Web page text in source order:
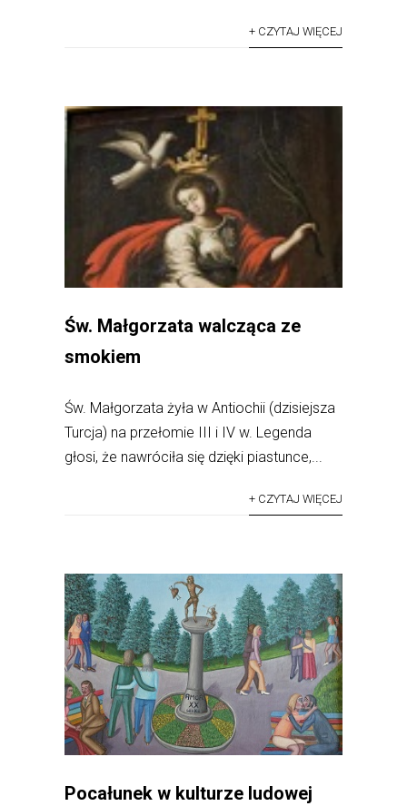
+ CZYTAJ WIĘCEJ
Św. Małgorzata walcząca ze
smokiem
Św. Małgorzata żyła w Antiochii (dzisiejsza
Turcja) na przełomie III i IV w. Legenda
głosi, że nawróciła się dzięki piastunce,...
+ CZYTAJ WIĘCEJ
Pocałunek w kulturze ludowej